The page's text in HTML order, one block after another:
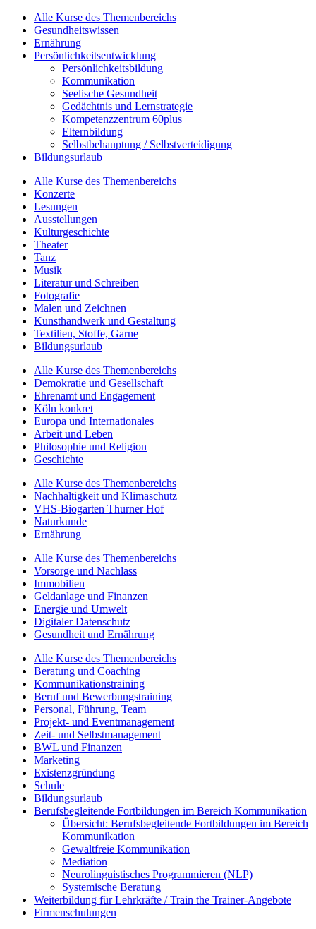
Alle Kurse des Themenbereichs
Gesundheitswissen
Ernährung
Persönlichkeitsentwicklung
Persönlichkeitsbildung
Kommunikation
Seelische Gesundheit
Gedächtnis und Lernstrategie
Kompetenzzentrum 60plus
Elternbildung
Selbstbehauptung / Selbstverteidigung
Bildungsurlaub
Alle Kurse des Themenbereichs
Konzerte
Lesungen
Ausstellungen
Kulturgeschichte
Theater
Tanz
Musik
Literatur und Schreiben
Fotografie
Malen und Zeichnen
Kunsthandwerk und Gestaltung
Textilien, Stoffe, Garne
Bildungsurlaub
Alle Kurse des Themenbereichs
Demokratie und Gesellschaft
Ehrenamt und Engagement
Köln konkret
Europa und Internationales
Arbeit und Leben
Philosophie und Religion
Geschichte
Alle Kurse des Themenbereichs
Nachhaltigkeit und Klimaschutz
VHS-Biogarten Thurner Hof
Naturkunde
Ernährung
Alle Kurse des Themenbereichs
Vorsorge und Nachlass
Immobilien
Geldanlage und Finanzen
Energie und Umwelt
Digitaler Datenschutz
Gesundheit und Ernährung
Alle Kurse des Themenbereichs
Beratung und Coaching
Kommunikationstraining
Beruf und Bewerbungstraining
Personal, Führung, Team
Projekt- und Eventmanagement
Zeit- und Selbstmanagement
BWL und Finanzen
Marketing
Existenzgründung
Schule
Bildungsurlaub
Berufsbegleitende Fortbildungen im Bereich Kommunikation
Übersicht: Berufsbegleitende Fortbildungen im Bereich
Kommunikation
Gewaltfreie Kommunikation
Mediation
Neurolinguistisches Programmieren (NLP)
Systemische Beratung
Weiterbildung für Lehrkräfte / Train the Trainer-Angebote
Firmenschulungen